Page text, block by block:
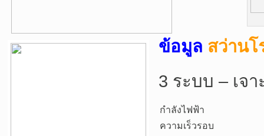
ข้อมูล สว่านโ
3 ระบบ – เจ
กำลังไฟฟ้า
ความเร็วรอบ